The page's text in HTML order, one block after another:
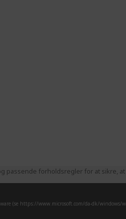
passende forholdsregler for at sikre,
(se https://www.microsoft.com/da-dk/windows/